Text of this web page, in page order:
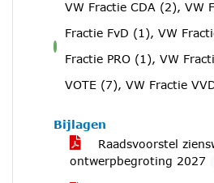
voor
VW Fractie CDA (2), VW
Fractie FvD (1), VW
Fractie PRO (1), VW
VOTE (7), VW Fractie
Bijlagen
Raadsvoorstel
ontwerpbegroting 2027